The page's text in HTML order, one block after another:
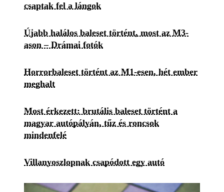
csaptak fel a lángok
Újabb halálos baleset történt, most az M3-
ason – Drámai fotók
Horrorbaleset történt az M1-esen, hét ember
meghalt
Most érkezett: brutális baleset történt a
magyar autópályán, tűz és roncsok
mindenfelé
Villanyoszlopnak csapódott egy autó